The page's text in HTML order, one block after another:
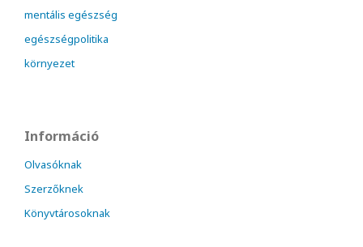
mentális egészség
egészségpolitika
környezet
Információ
Olvasóknak
Szerzőknek
Könyvtárosoknak